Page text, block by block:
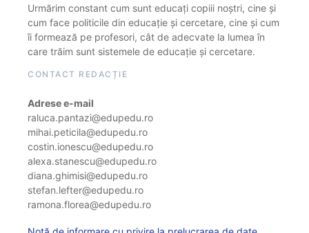
Urmărim constant cum sunt educați copiii noștri, cine și
cum face politicile din educație și cercetare, cine și cum
îi formează pe profesori, cât de adecvate la lumea în
care trăim sunt sistemele de educație și cercetare.
CONTACT REDACȚIE
Adrese e-mail
raluca.pantazi@edupedu.ro
mihai.peticila@edupedu.ro
costin.ionescu@edupedu.ro
alexa.stanescu@edupedu.ro
diana.ghimisi@edupedu.ro
stefan.lefter@edupedu.ro
ramona.florea@edupedu.ro